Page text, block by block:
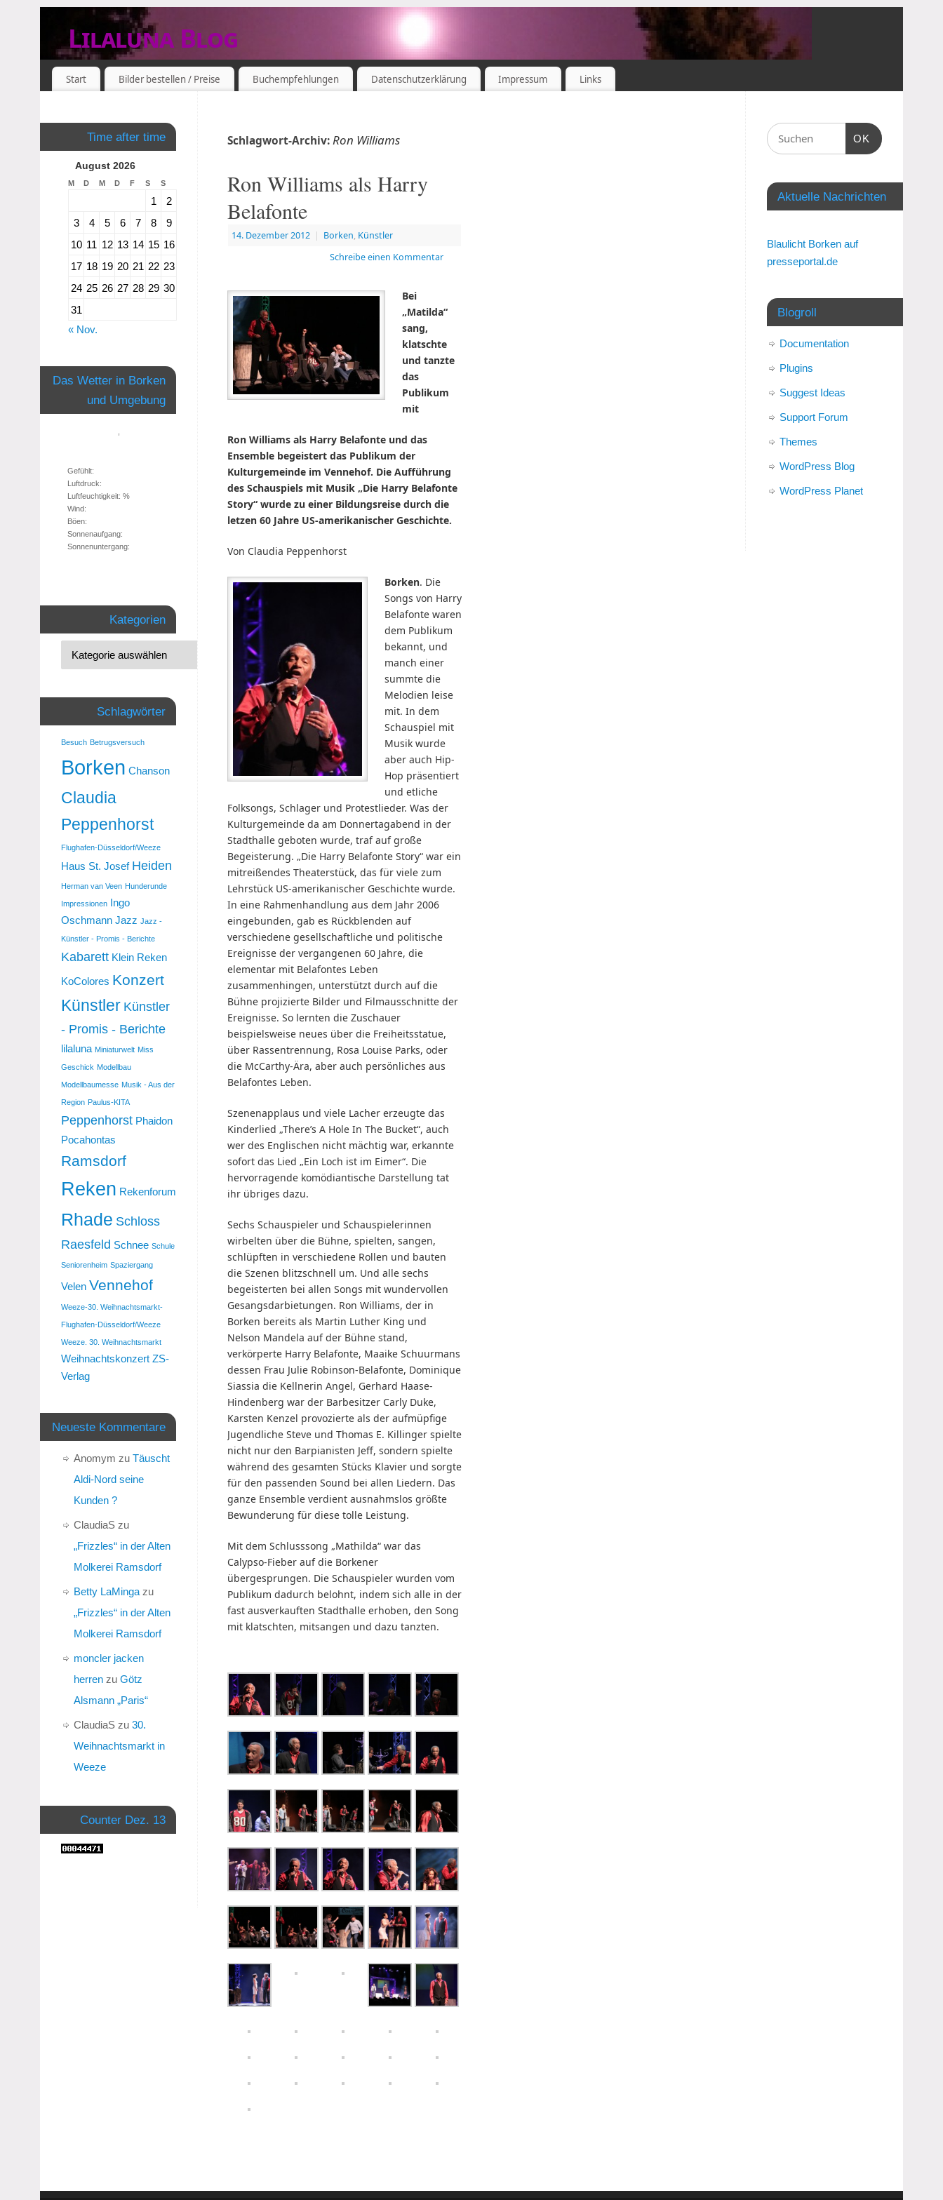
Lilaluna Blog
DAS JETZT IST SCHON VERGANGENHEIT
Start Bilder bestellen / Preise Buchempfehlungen Datenschutzerklärung Impressum Links
Schlagwort-Archiv:Ron Williams
Ron Williams als Harry
Belafonte
14. Dezember 2012 | Borken, Künstler
Schreibe einen Kommentar
Bei
„Matilda“
sang,
klatschte
und tanzte
das
Publikum
mit
Ron Williams als Harry Belafonte und das
Ensemble begeistert das Publikum der
Kulturgemeinde im Vennehof. Die Aufführung
des Schauspiels mit Musik „Die Harry Belafonte
Story“ wurde zu einer Bildungsreise durch die
letzen 60 Jahre US-amerikanischer Geschichte.
Von Claudia Peppenhorst
Borken. Die
Songs von Harry
Belafonte waren
dem Publikum
bekannt, und
manch einer
summte die
Melodien leise
mit. In dem
Schauspiel mit
Musik wurde
aber auch Hip-
Hop präsentiert
und etliche
Folksongs, Schlager und Protestlieder. Was der
Kulturgemeinde da am Donnertagabend in der
Stadthalle geboten wurde, traf auf große
Begeisterung. „Die Harry Belafonte Story“ war ein
mitreißendes Theaterstück, das für viele zum
Lehrstück US-amerikanischer Geschichte wurde.
In eine Rahmenhandlung aus dem Jahr 2006
eingebunden, gab es Rückblenden auf
verschiedene gesellschaftliche und politische
Ereignisse der vergangenen 60 Jahre, die
elementar mit Belafontes Leben
zusammenhingen, unterstützt durch auf die
Bühne projizierte Bilder und Filmausschnitte der
Ereignisse. So lernten die Zuschauer
beispielsweise neues über die Freiheitsstatue,
über Rassentrennung, Rosa Louise Parks, oder
die McCarthy-Ära, aber auch persönliches aus
Belafontes Leben.
Szenenapplaus und viele Lacher erzeugte das
Kinderlied „There’s A Hole In The Bucket“, auch
wer des Englischen nicht mächtig war, erkannte
sofort das Lied „Ein Loch ist im Eimer“. Die
hervorragende komödiantische Darstellung tat
ihr übriges dazu.
Sechs Schauspieler und Schauspielerinnen
wirbelten über die Bühne, spielten, sangen,
schlüpften in verschiedene Rollen und bauten
die Szenen blitzschnell um. Und alle sechs
begeisterten bei allen Songs mit wundervollen
Gesangsdarbietungen. Ron Williams, der in
Borken bereits als Martin Luther King und
Nelson Mandela auf der Bühne stand,
verkörperte Harry Belafonte, Maaike Schuurmans
dessen Frau Julie Robinson-Belafonte, Dominique
Siassia die Kellnerin Angel, Gerhard Haase-
Hindenberg war der Barbesitzer Carly Duke,
Karsten Kenzel provozierte als der aufmüpfige
Jugendliche Steve und Thomas E. Killinger spielte
nicht nur den Barpianisten Jeff, sondern spielte
während des gesamten Stücks Klavier und sorgte
für den passenden Sound bei allen Liedern. Das
ganze Ensemble verdient ausnahmslos größte
Bewunderung für diese tolle Leistung.
Mit dem Schlusssong „Mathilda“ war das
Calypso-Fieber auf die Borkener
übergesprungen. Die Schauspieler wurden vom
Publikum dadurch belohnt, indem sich alle in der
fast ausverkauften Stadthalle erhoben, den Song
mit klatschten, mitsangen und dazu tanzten.
Time after time
August 2026
M D M D F S S
1
2
3
4 5 6 7 8
9
10 11 12 13 14 15 16
17 18 19 20 21 22 23
24 25 26 27 28 29 30
31
« Nov.
Das Wetter in Borken
und Umgebung
Gefühlt:
Luftdruck:
Luftfeuchtigkeit: %
Wind:
Böen:
Sonnenaufgang:
Sonnenuntergang:
Kategorien
Schlagwörter
Besuch Betrugsversuch
Borken Chanson
Claudia
Peppenhorst
Flughafen-Düsseldorf/Weeze
Haus St. Josef Heiden
Herman van Veen Hunderunde
Impressionen Ingo
Oschmann Jazz Jazz -
Künstler - Promis - Berichte
Kabarett Klein Reken
KoColores Konzert
Künstler Künstler
- Promis - Berichte
lilaluna Miniaturwelt Miss
Geschick Modellbau
Modellbaumesse Musik - Aus der
Region Paulus-KITA
Peppenhorst Phaidon
Pocahontas
Ramsdorf
Reken Rekenforum
Rhade Schloss
Raesfeld Schnee Schule
Seniorenheim Spaziergang
Velen Vennehof
Weeze-30. Weihnachtsmarkt-
Flughafen-Düsseldorf/Weeze
Weeze. 30. Weihnachtsmarkt
Weihnachtskonzert ZS-
Verlag
Neueste Kommentare
Anomym zu Täuscht
Aldi-Nord seine
Kunden ?
ClaudiaS zu
„Frizzles“ in der Alten
Molkerei Ramsdorf
Betty LaMinga zu
„Frizzles“ in der Alten
Molkerei Ramsdorf
moncler jacken
herren zu Götz
Alsmann „Paris“
ClaudiaS zu 30.
Weihnachtsmarkt in
Weeze
Counter Dez. 13
OK
Aktuelle Nachrichten
Blaulicht Borken auf
presseportal.de
Blogroll
Documentation
Plugins
Suggest Ideas
Support Forum
Themes
WordPress Blog
WordPress Planet